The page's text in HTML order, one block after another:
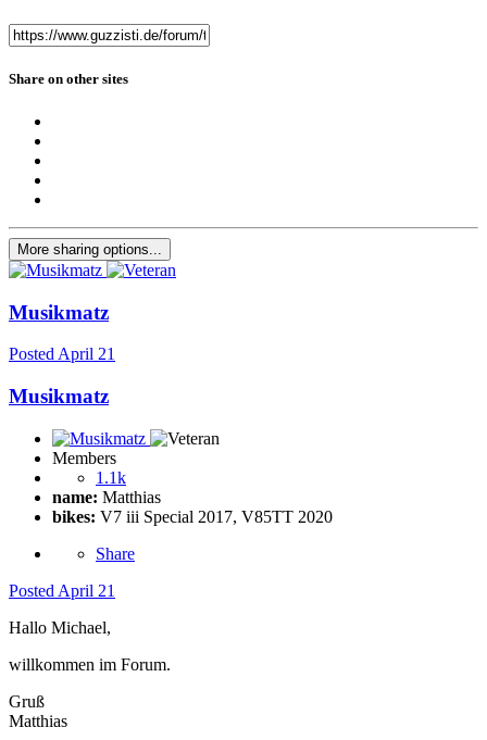
Share on other sites
More sharing options...
Musikmatz
PostedApril 21
Musikmatz
Members
1.1k
name: Matthias
bikes: V7 iii Special 2017, V85TT 2020
Share
Posted April 21
Hallo Michael,
willkommen im Forum.
Gruß
Matthias